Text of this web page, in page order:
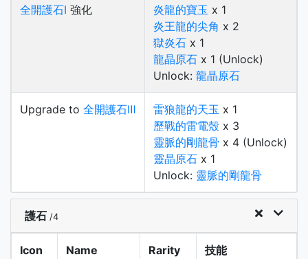
全開護石Ⅰ 強化 炎龍的寶玉 x 1
炎王龍的尖角 x 2
獄炎石 x 1
龍晶原石 x 1 (Unlock)
Unlock: 龍晶原石
Upgrade to 全開護石Ⅲ 雷狼龍的天玉 x 1
歷戰的雷電殼 x 3
靈脈的剛龍骨 x 4 (Unlock)
靈晶原石 x 1
Unlock: 靈脈的剛龍骨
護石 /4
Icon Name Rarity 技能